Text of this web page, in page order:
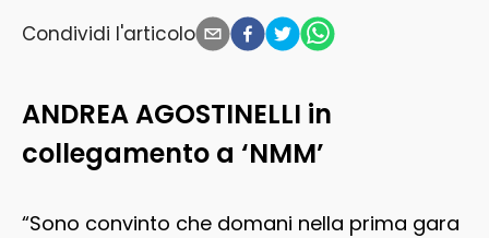
Condividi l'articolo
ANDREA AGOSTINELLI in
collegamento a ‘NMM’
“Sono convinto che domani nella prima gara